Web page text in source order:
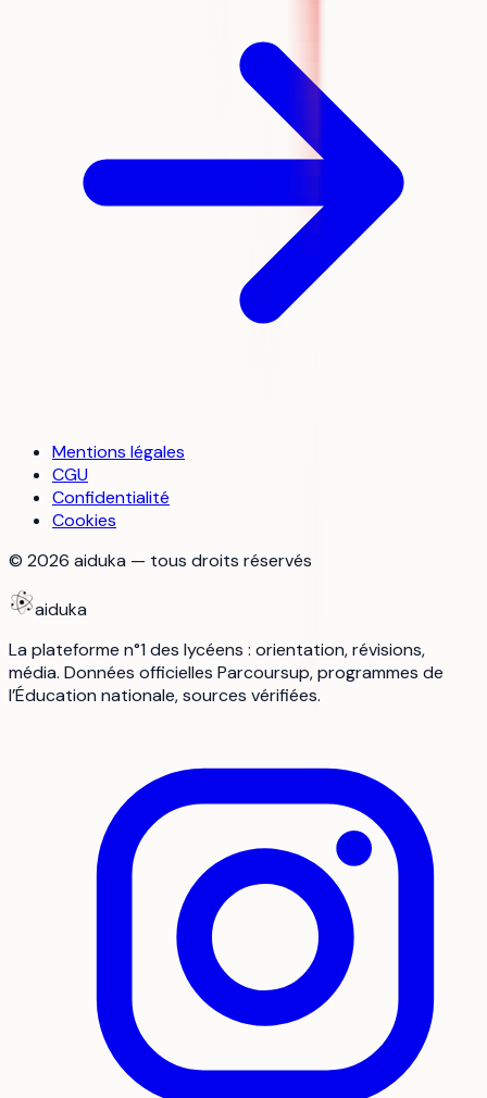
Mentions légales
CGU
Confidentialité
Cookies
© 2026 aiduka — tous droits réservés
aiduka
La plateforme n°1 des lycéens : orientation, révisions,
média. Données officielles Parcoursup, programmes de
l’Éducation nationale, sources vérifiées.